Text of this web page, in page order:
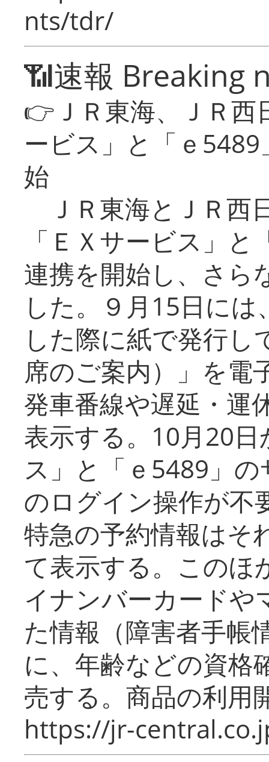
nts/tdr/
📶速報 Breaking
👉ＪＲ東海、ＪＲ
ービス」と「ｅ
始
ＪＲ東海とＪＲ西
「ＥＸサービス」
連携を開始し、さら
した。９月15日に
した際に紙で発行し
席のご案内）」を電
発車番線や遅延・運
表示する。10月20
ス」と「ｅ5489」
のログイン操作が不
特急の予約情報はそ
て表示する。このほ
イナンバーカードや
た情報（障害者手帳
に、年齢などの資格
売する。商品の利用
https://jr-